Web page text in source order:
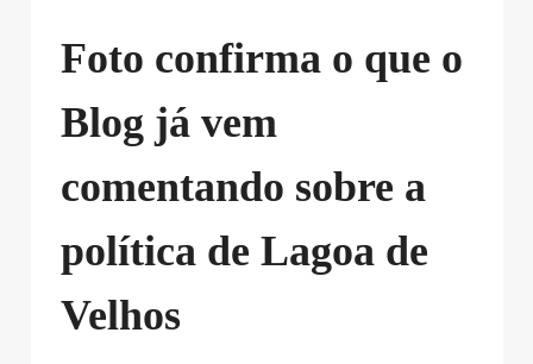
Foto confirma o que o
Blog já vem
comentando sobre a
política de Lagoa de
Velhos